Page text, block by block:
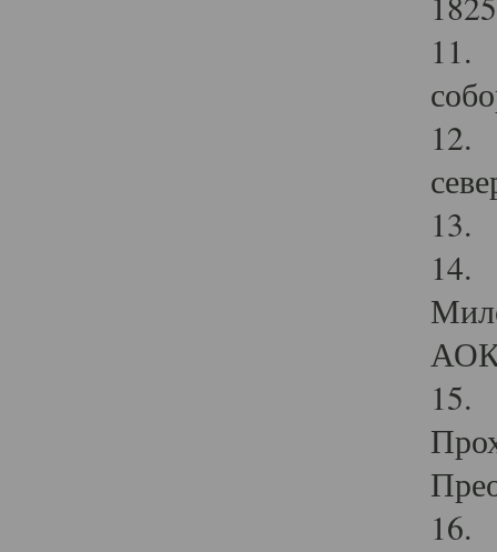
11.
12.
13.
14.
15.
16.